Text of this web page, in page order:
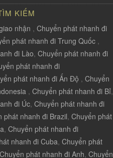
KIẾM
nhận , Chuyển phát nhanh đi
phát nhanh đi Trung Quốc ,
đi Lào, Chuyển phát nhanh đi
phát nhanh đi
phát nhanh đi Ấn Độ , Chuyển
, Chuyển phát nhanh đi Bỉ,
đi Úc, Chuyển phát nhanh đi
phát nhanh đi Brazil, Chuyển phát
, Chuyển phát nhanh đi
nhanh đi Cuba, Chuyển phát
Chuyển phát nhanh đi Anh, Chuyển